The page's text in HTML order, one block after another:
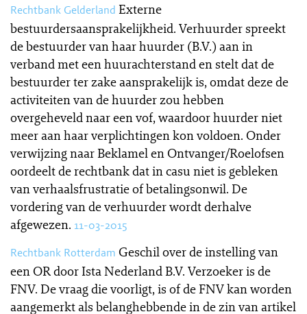
Rechtbank Gelderland Externe
bestuurdersaansprakelijkheid. Verhuurder spreekt
de bestuurder van haar huurder (B.V.) aan in
verband met een huurachterstand en stelt dat de
bestuurder ter zake aansprakelijk is, omdat deze de
activiteiten van de huurder zou hebben
overgeheveld naar een vof, waardoor huurder niet
meer aan haar verplichtingen kon voldoen. Onder
verwijzing naar Beklamel en Ontvanger/Roelofsen
oordeelt de rechtbank dat in casu niet is gebleken
van verhaalsfrustratie of betalingsonwil. De
vordering van de verhuurder wordt derhalve
afgewezen. 11-03-2015
Rechtbank Rotterdam Geschil over de instelling van
een OR door Ista Nederland B.V. Verzoeker is de
FNV. De vraag die voorligt, is of de FNV kan worden
aangemerkt als belanghebbende in de zin van artikel